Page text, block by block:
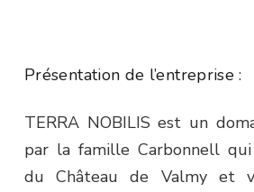
Présentation de l’entreprise :
TERRA NOBILIS est un
par la famille Carbonnell
du Château de Valmy et